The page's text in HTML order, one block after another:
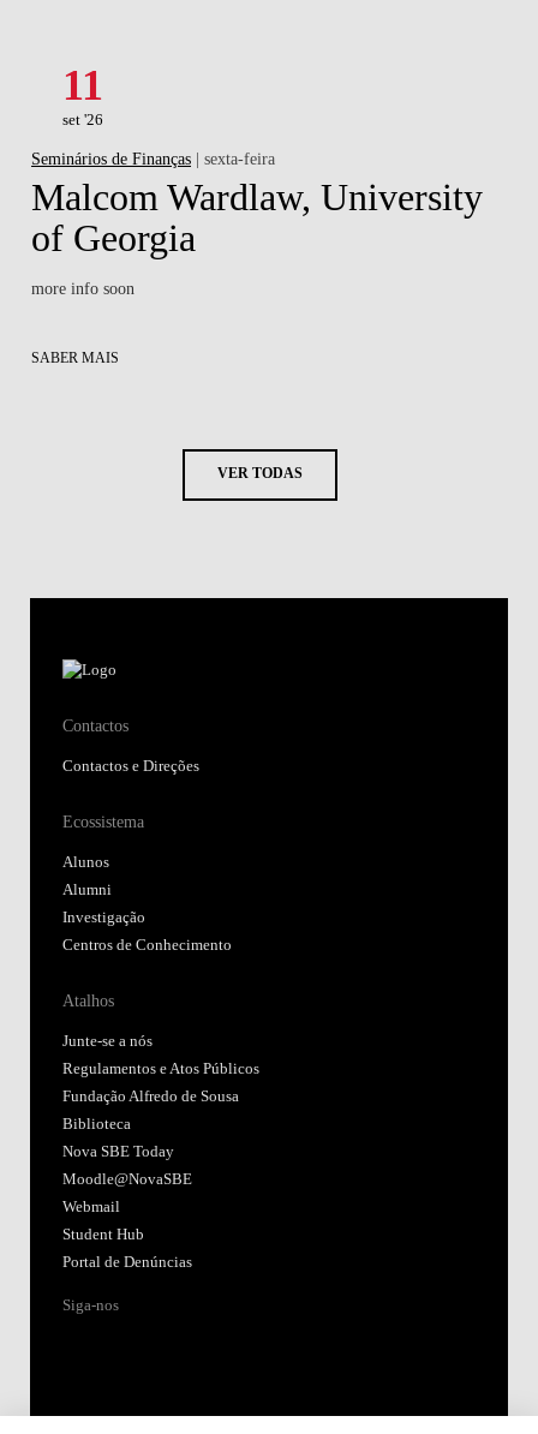
11
set '26
Seminários de Finanças | sexta-feira
Malcom Wardlaw, University
of Georgia
more info soon
SABER MAIS
VER TODAS
Contactos
Contactos e Direções
Ecossistema
Alunos
Alumni
Investigação
Centros de Conhecimento
Atalhos
Junte-se a nós
Regulamentos e Atos Públicos
Fundação Alfredo de Sousa
Biblioteca
Nova SBE Today
Moodle@NovaSBE
Webmail
Student Hub
Portal de Denúncias
Siga-nos